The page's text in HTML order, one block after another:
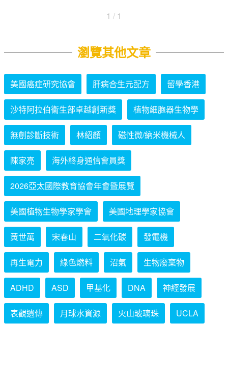
1 / 1
瀏覽其他文章
美國癌症研究協會 肝病合生元配方 留學香港
沙特阿拉伯衞生部卓越創新獎 植物細胞器生物學
無創診斷技術 林紹顏 磁性微/納米機械人
陳家亮 海外終身通信會員獎
2026亞太國際教育協會年會暨展覽
美國植物生物學家學會 美國地理學家協會
黃世萬 宋春山 二氧化碳 發電機
再生電力 綠色燃料 沼氣 生物廢棄物
ADHD ASD 甲基化 DNA 神經發展
表觀遺傳 月球水資源 火山玻璃珠 UCLA